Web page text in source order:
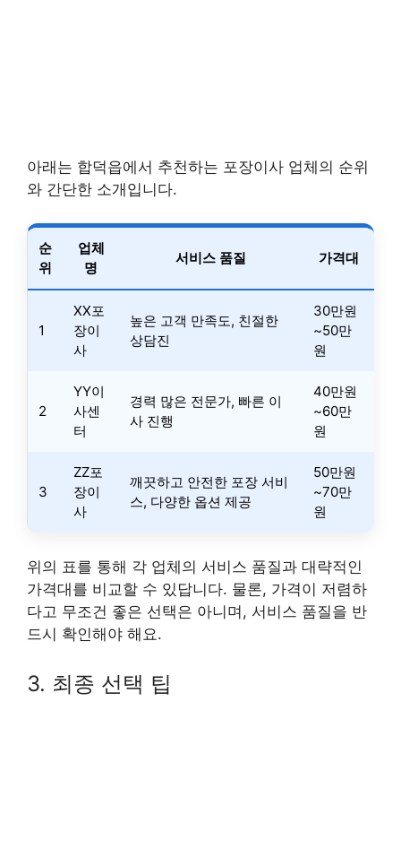
아래는 합덕읍에서 추천하는 포장이사 업체의 순위
와 간단한 소개입니다.
순
위
업체
명
서비스 품질 가격대
1
XX포
장이
사
높은 고객 만족도, 친절한
상담진
30만원
~50만
원
2
YY이
사센
터
경력 많은 전문가, 빠른 이
사 진행
40만원
~60만
원
3
ZZ포
장이
사
깨끗하고 안전한 포장 서비
스, 다양한 옵션 제공
50만원
~70만
원
위의 표를 통해 각 업체의 서비스 품질과 대략적인
가격대를 비교할 수 있답니다. 물론, 가격이 저렴하
다고 무조건 좋은 선택은 아니며, 서비스 품질을 반
드시 확인해야 해요.
3. 최종 선택 팁